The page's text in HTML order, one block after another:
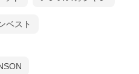
ますのでご了承ください。
い。
ベスト